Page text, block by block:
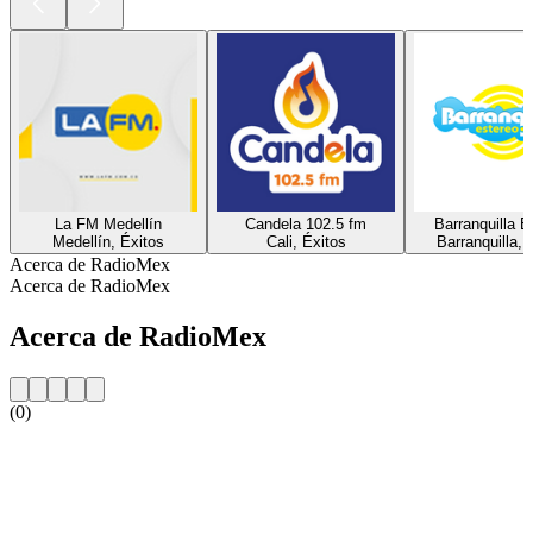
La FM Medellín
Medellín, Éxitos
Candela 102.5 fm
Cali, Éxitos
Barranquilla
Barranquilla,
Acerca de RadioMex
Acerca de RadioMex
Acerca de RadioMex
(0)